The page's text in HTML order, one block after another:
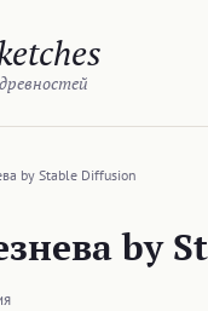
by Stable Diffusion
by